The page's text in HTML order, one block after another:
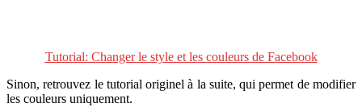
Tutorial: Changer le style et les couleurs de Facebook
Sinon, retrouvez le tutorial originel à la suite, qui permet de modifier
les couleurs uniquement.